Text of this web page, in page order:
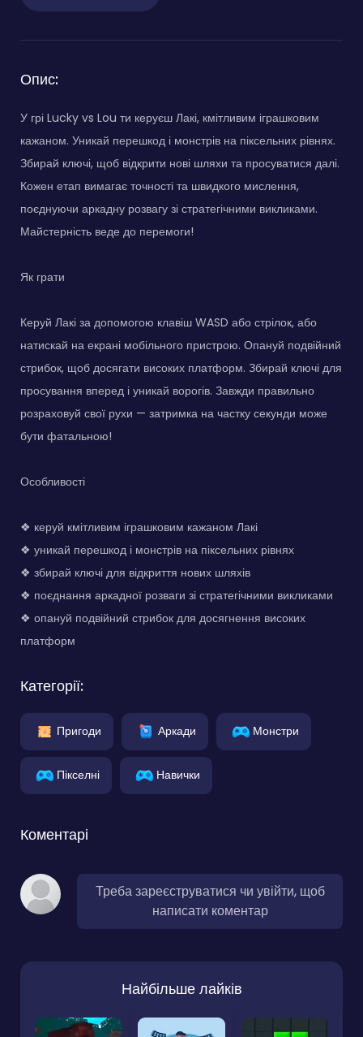
Опис:
У грі Lucky vs Lou ти керуєш Лакі, кмітливим іграшковим
кажаном. Уникай перешкод і монстрів на піксельних рівнях.
Збирай ключі, щоб відкрити нові шляхи та просуватися далі.
Кожен етап вимагає точності та швидкого мислення,
поєднуючи аркадну розвагу зі стратегічними викликами.
Майстерність веде до перемоги!
Як грати
Керуй Лакі за допомогою клавіш WASD або стрілок, або
натискай на екрані мобільного пристрою. Опануй подвійний
стрибок, щоб досягати високих платформ. Збирай ключі для
просування вперед і уникай ворогів. Завжди правильно
розраховуй свої рухи — затримка на частку секунди може
бути фатальною!
Особливості
❖ керуй кмітливим іграшковим кажаном Лакі
❖ уникай перешкод і монстрів на піксельних рівнях
❖ збирай ключі для відкриття нових шляхів
❖ поєднання аркадної розваги зі стратегічними викликами
❖ опануй подвійний стрибок для досягнення високих
платформ
Категорії:
Пригоди Аркади Монстри
Пікселні Навички
Коментарі
Треба зареєструватися чи увійти, щоб
написати коментар
Найбільше лайків